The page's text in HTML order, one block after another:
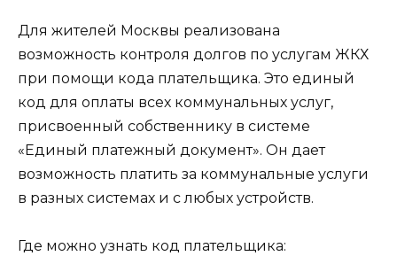
Для жителей Москвы реализована
возможность контроля долгов по услугам ЖКХ
при помощи кода плательщика. Это единый
код для оплаты всех коммунальных услуг,
присвоенный собственнику в системе
«Единый платежный документ». Он дает
возможность платить за коммунальные услуги
в разных системах и с любых устройств.
Где можно узнать код плательщика: